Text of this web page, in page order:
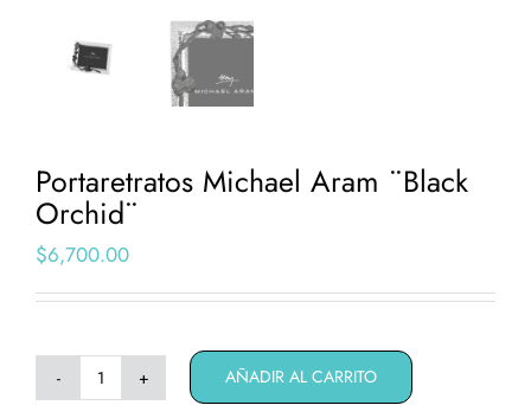
Portaretratos Michael Aram ¨Black
Orchid¨
$6,700.00
Portaretratos
AÑADIR AL CARRITO